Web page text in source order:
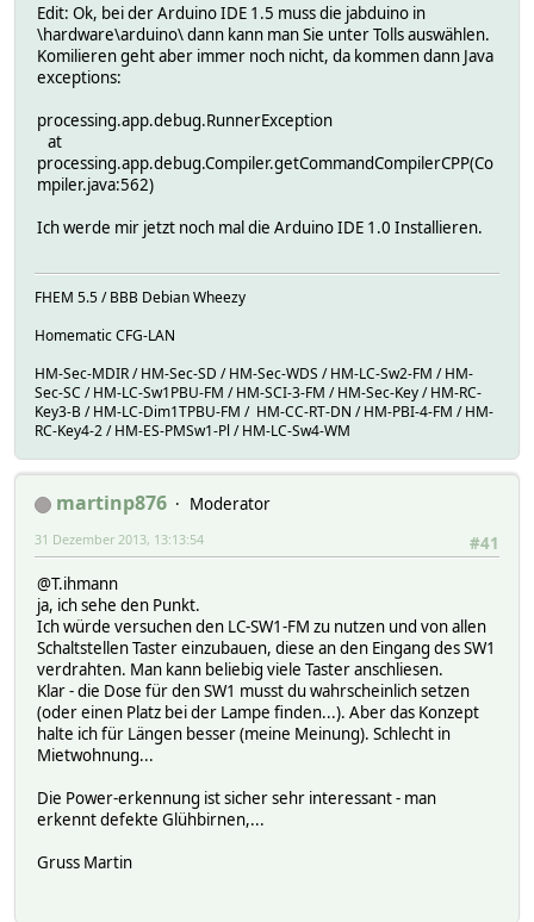
Edit: Ok, bei der Arduino IDE 1.5 muss die jabduino in
\hardware\arduino\ dann kann man Sie unter Tolls auswählen.
Komilieren geht aber immer noch nicht, da kommen dann Java
exceptions:
processing.app.debug.RunnerException
at
processing.app.debug.Compiler.getCommandCompilerCPP(Co
mpiler.java:562)
Ich werde mir jetzt noch mal die Arduino IDE 1.0 Installieren.
FHEM 5.5 / BBB Debian Wheezy
Homematic CFG-LAN
HM-Sec-MDIR / HM-Sec-SD / HM-Sec-WDS / HM-LC-Sw2-FM / HM-
Sec-SC / HM-LC-Sw1PBU-FM / HM-SCI-3-FM / HM-Sec-Key / HM-RC-
Key3-B / HM-LC-Dim1TPBU-FM / HM-CC-RT-DN / HM-PBI-4-FM / HM-
RC-Key4-2 / HM-ES-PMSw1-Pl / HM-LC-Sw4-WM
martinp876
Moderator
#41
31 Dezember 2013, 13:13:54
@T.ihmann
ja, ich sehe den Punkt.
Ich würde versuchen den LC-SW1-FM zu nutzen und von allen
Schaltstellen Taster einzubauen, diese an den Eingang des SW1
verdrahten. Man kann beliebig viele Taster anschliesen.
Klar - die Dose für den SW1 musst du wahrscheinlich setzen
(oder einen Platz bei der Lampe finden...). Aber das Konzept
halte ich für Längen besser (meine Meinung). Schlecht in
Mietwohnung...
Die Power-erkennung ist sicher sehr interessant - man
erkennt defekte Glühbirnen,...
Gruss Martin